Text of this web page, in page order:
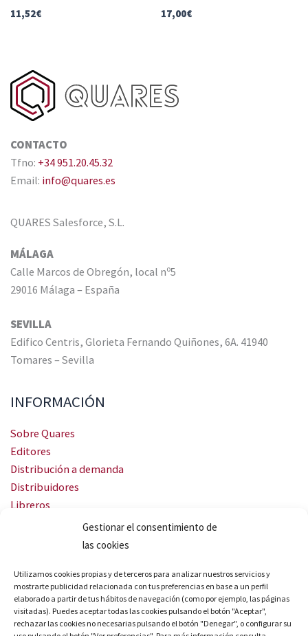
Gestionar el consentimiento de
las cookies
Utilizamos cookies propias y de terceros para analizar nuestros servicios y
mostrarte publicidad relacionada con tus preferencias en base a un perfil
elaborado a partir de tus hábitos de navegación (como por ejemplo, las páginas
visitadas). Puedes aceptar todas las cookies pulsando el botón "Aceptar",
rechazar las cookies no necesarias pulsando el botón "Denegar", o configurar su
11,52€ 17,00€
CONTACTO
Tfno: +34 951.20.45.32
Email: info@quares.es
QUARES Salesforce, S.L.
MÁLAGA
Calle Marcos de Obregón, local nº5
29016 Málaga – España
SEVILLA
Edifico Centris, Glorieta Fernando Quiñones, 6A. 41940
Tomares – Sevilla
INFORMACIÓN
Sobre Quares
Editores
Distribución a demanda
Distribuidores
Libreros
Servicio Landingweb
Crea tu audiobook